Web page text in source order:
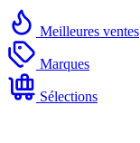
Meilleures ventes
Marques
Sélections